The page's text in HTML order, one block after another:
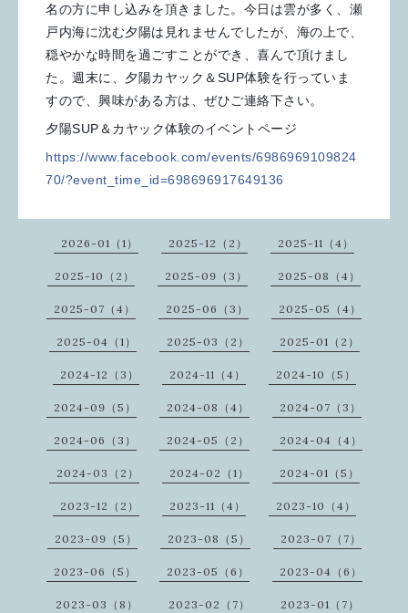
名の方に申し込みを頂きました。今日は雲が多く、瀬
戸内海に沈む夕陽は見れませんでしたが、海の上で、
穏やかな時間を過ごすことができ、喜んで頂けまし
た。週末に、夕陽カヤック＆SUP体験を行っていま
すので、興味がある方は、ぜひご連絡下さい。
夕陽SUP＆カヤック体験のイベントページ
https://www.facebook.com/events/6986969109824
70/?event_time_id=698696917649136
2026-01（1） 2025-12（2） 2025-11（4）
2025-10（2） 2025-09（3） 2025-08（4）
2025-07（4） 2025-06（3） 2025-05（4）
2025-04（1） 2025-03（2） 2025-01（2）
2024-12（3） 2024-11（4） 2024-10（5）
2024-09（5） 2024-08（4） 2024-07（3）
2024-06（3） 2024-05（2） 2024-04（4）
2024-03（2） 2024-02（1） 2024-01（5）
2023-12（2） 2023-11（4） 2023-10（4）
2023-09（5） 2023-08（5） 2023-07（7）
2023-06（5） 2023-05（6） 2023-04（6）
2023-03（8） 2023-02（7） 2023-01（7）